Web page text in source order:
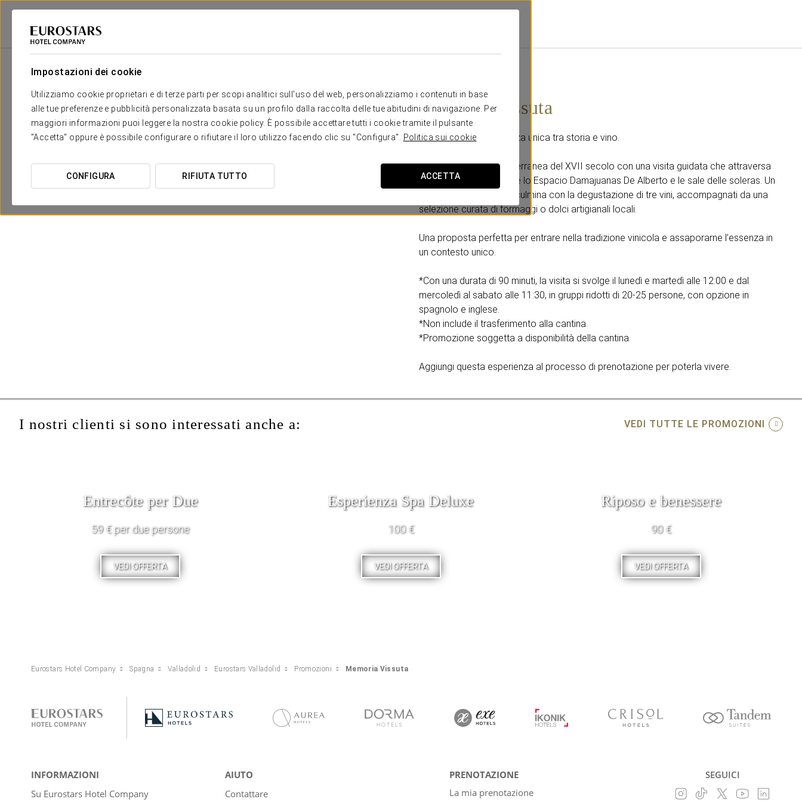
Impostazioni dei cookie
Utilizziamo cookie proprietari e di terze parti per scopi analitici sull'uso del web, personalizziamo i contenuti in base
alle tue preferenze e pubblicità personalizzata basata su un profilo dalla raccolta delle tue abitudini di navigazione. Per
maggiori informazioni puoi leggere la nostra cookie policy. È possibile accettare tutti i cookie tramite il pulsante
"Accetta" oppure è possibile configurare o rifiutare il loro utilizzo facendo clic su "Configura".
Politica sui cookie
CONFIGURA RIFIUTA TUTTO ACCETTA
Eurostars Hotel Company
5 € bambini
Memoria vissuta
Immergiti in un’esperienza unica tra storia e vino.
Scopri una cantina sotterranea del XVII secolo con una visita guidata che attraversa
spazi emblematici come lo Espacio Damajuanas De Alberto e le sale delle soleras. Un
viaggio sensoriale che culmina con la degustazione di tre vini, accompagnati da una
selezione curata di formaggi o dolci artigianali locali.
Una proposta perfetta per entrare nella tradizione vinicola e assaporarne l’essenza in
un contesto unico.
*Con una durata di 90 minuti, la visita si svolge il lunedì e martedì alle 12:00 e dal
mercoledì al sabato alle 11:30, in gruppi ridotti di 20-25 persone, con opzione in
spagnolo e inglese.
*Non include il trasferimento alla cantina.
*Promozione soggetta a disponibilità della cantina.
Aggiungi questa esperienza al processo di prenotazione per poterla vivere.
I nostri clienti si sono interessati anche a: VEDI TUTTE LE PROMOZIONI
Entrecôte per Due
59 € per due persone
VEDI OFFERTA
Esperienza Spa Deluxe
100 €
VEDI OFFERTA
Riposo e benessere
90 €
VEDI OFFERTA
Eurostars Hotel Company Spagna Valladolid Eurostars Valladolid Promozioni Memoria Vissuta
INFORMAZIONI
Su Eurostars Hotel Company
AIUTO
Contattare
PRENOTAZIONE
La mia prenotazione
SEGUICI